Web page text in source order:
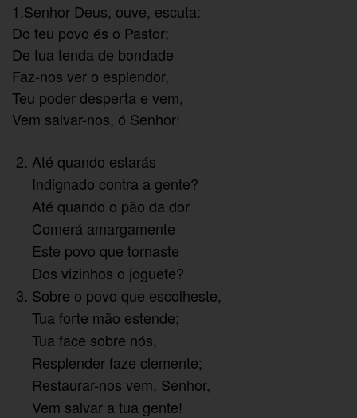
1 .Senhor Deus, ouve, escuta:
Do teu povo és o Pastor;
De tua tenda de bondade
Faz-nos ver o esplendor,
Teu poder desperta e vem,
Vem salvar-nos, ó Senhor!
Até quando estarás
Indignado contra a gente?
Até quando o pão da dor
Comerá amargamente
Este povo que tornaste
Dos vizinhos o joguete?
Sobre o povo que escolheste,
Tua forte mão estende;
Tua face sobre nós,
Resplender faze clemente;
Restaurar-nos vem, Senhor,
Vem salvar a tua gente!